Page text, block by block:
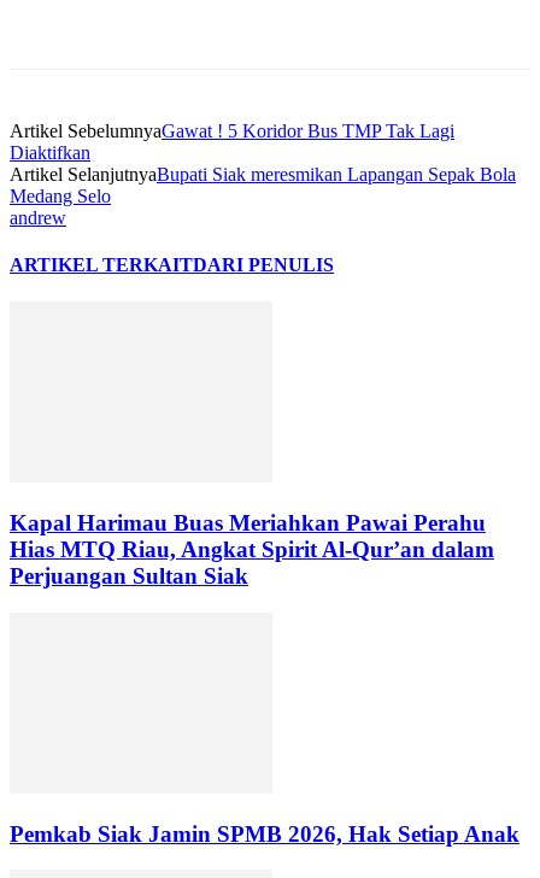
Artikel SebelumnyaGawat ! 5 Koridor Bus TMP Tak Lagi
Diaktifkan
Artikel SelanjutnyaBupati Siak meresmikan Lapangan Sepak Bola
Medang Selo
andrew
ARTIKEL TERKAITDARI PENULIS
Kapal Harimau Buas Meriahkan Pawai Perahu
Hias MTQ Riau, Angkat Spirit Al-Qur’an dalam
Perjuangan Sultan Siak
Pemkab Siak Jamin SPMB 2026, Hak Setiap Anak